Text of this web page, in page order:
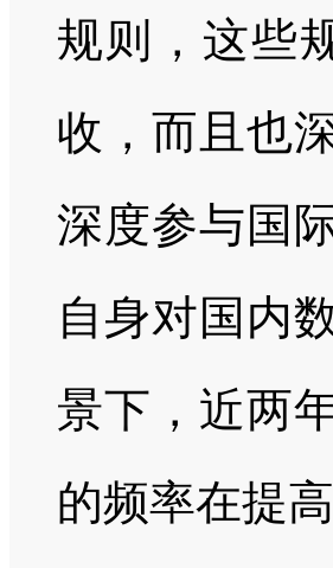
规则，这些
收，而且也
深度参与国
自身对国内
景下，近两
的频率在提高